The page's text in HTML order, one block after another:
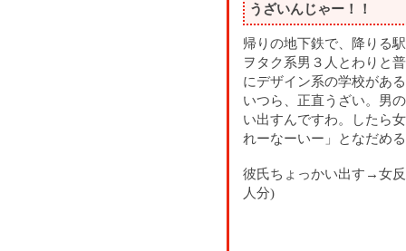
うざいんじゃー！！
帰りの地下鉄で、降りる
ヲタク系男３人とわりと
にデザイン系の学校があ
いつら、正直うざい。男
い出すんですわ。したら
れーなーいー」となだめ
彼氏ちょっかい出す→女
人分)